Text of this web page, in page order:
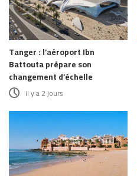
Tanger : l’aéroport Ibn
Battouta prépare son
changement d’échelle
il y a 2 jours